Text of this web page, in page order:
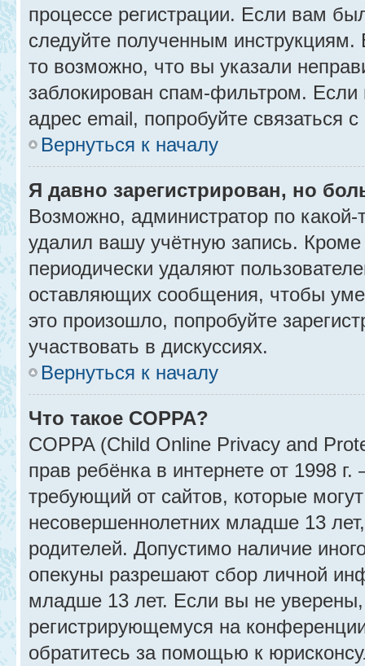
процессе регистрации. Если вам
следуйте полученным
то возможно, что вы указали
заблокирован спам-фильтром.
адрес email, попробуйте связаться
Вернуться к началу
Я давно зарегистрирован, но
Возможно, администратор по
удалил вашу учётную запись.
периодически удаляют
оставляющих сообщения, чтобы
это произошло, попробуйте
участвовать в дискуссиях.
Вернуться к началу
Что такое COPPA?
COPPA (Child Online Privacy and
прав ребёнка в интернете от 1998
требующий от сайтов, которые
несовершеннолетних младше 13
родителей. Допустимо наличие
опекуны разрешают сбор личной
младше 13 лет. Если вы не
регистрирующемуся на
обратитесь за помощью к